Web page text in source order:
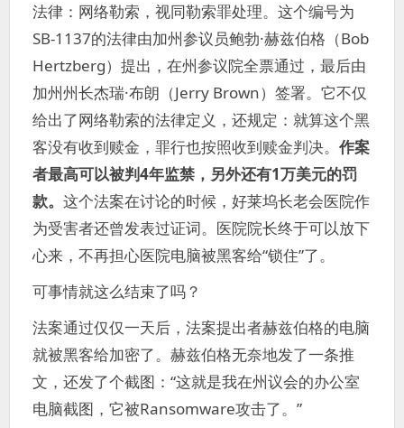
法律：网络勒索，视同勒索罪处理。这个编号为
SB-1137的法律由加州参议员鲍勃·赫兹伯格（Bob
Hertzberg）提出，在州参议院全票通过，最后由
加州州长杰瑞·布朗（Jerry Brown）签署。它不仅
给出了网络勒索的法律定义，还规定：就算这个黑
客没有收到赎金，罪行也按照收到赎金判决。 作案
者最高可以被判4年监禁，另外还有1万美元的罚
款。 这个法案在讨论的时候，好莱坞长老会医院作
为受害者还曾发表过证词。医院院长终于可以放下
心来，不再担心医院电脑被黑客给“锁住”了。
可事情就这么结束了吗？
法案通过仅仅一天后，法案提出者赫兹伯格的电脑
就被黑客给加密了。赫兹伯格无奈地发了一条推
文，还发了个截图：“这就是我在州议会的办公室
电脑截图，它被Ransomware攻击了。”